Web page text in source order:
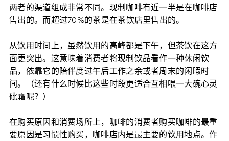
两者的渠道组成非常不同。现制咖啡有近一半是在咖啡店
售出的。而超过70%的茶是在茶饮店里售出的。
从饮用时间上，虽然饮用的高峰都是下午，但茶饮在这方
面更突出。这意味着消费者将现制饮品看作一种休闲饮
品，依靠它的陪伴度过午后工作之余或者周末的闲暇时
间。（还有什么时候比这些时段更适合互相喂一大碗心灵
砒霜呢？）
在购买原因和消费场所上，咖啡的消费者购买咖啡的最重
要原因是习惯性购买，咖啡店内是最主要的饮用地点。作